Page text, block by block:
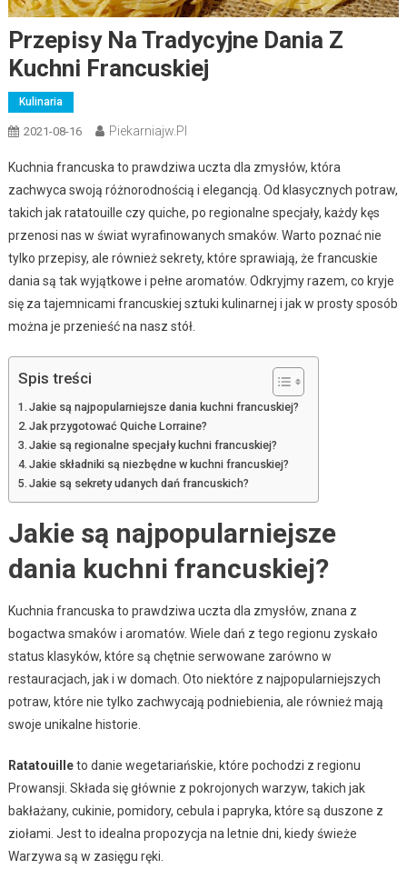
Przepisy Na Tradycyjne Dania Z
Kuchni Francuskiej
Kulinaria
2021-08-16 Piekarniajw.pl
Kuchnia francuska to prawdziwa uczta dla zmysłów, która
zachwyca swoją różnorodnością i elegancją. Od klasycznych potraw,
takich jak ratatouille czy quiche, po regionalne specjały, każdy kęs
przenosi nas w świat wyrafinowanych smaków. Warto poznać nie
tylko przepisy, ale również sekrety, które sprawiają, że francuskie
dania są tak wyjątkowe i pełne aromatów. Odkryjmy razem, co kryje
się za tajemnicami francuskiej sztuki kulinarnej i jak w prosty sposób
można je przenieść na nasz stół.
Spis treści
Jakie są najpopularniejsze dania kuchni francuskiej?
Jak przygotować Quiche Lorraine?
Jakie są regionalne specjały kuchni francuskiej?
Jakie składniki są niezbędne w kuchni francuskiej?
Jakie są sekrety udanych dań francuskich?
Jakie są najpopularniejsze
dania kuchni francuskiej?
Kuchnia francuska to prawdziwa uczta dla zmysłów, znana z
bogactwa smaków i aromatów. Wiele dań z tego regionu zyskało
status klasyków, które są chętnie serwowane zarówno w
restauracjach, jak i w domach. Oto niektóre z najpopularniejszych
potraw, które nie tylko zachwycają podniebienia, ale również mają
swoje unikalne historie.
Ratatouilleto danie wegetariańskie, które pochodzi z regionu
Prowansji. Składa się głównie z pokrojonych warzyw, takich jak
bakłażany, cukinie, pomidory, cebula i papryka, które są duszone z
ziołami. Jest to idealna propozycja na letnie dni, kiedy świeże
Warzywa są w zasięgu ręki.